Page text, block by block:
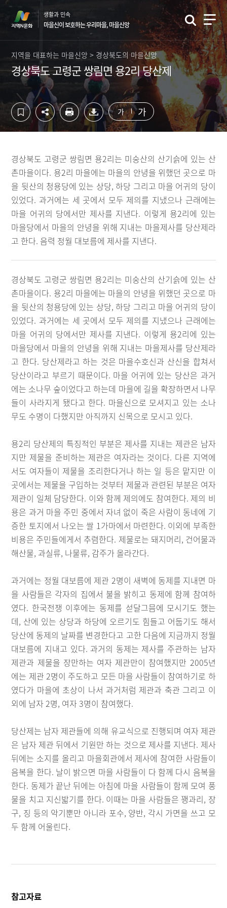
컨
영
바
기
하
역
로
생활과 민속
마을신이 보호하는 우리마을, 마을신앙
지역을 대표하는 마을신앙 > 경상북도의 마을신앙
경상북도 고령군 쌍림면 용2리 당산제
가 가
경상북도 고령군 쌍림면 용2리는 미숭산의 산기슭에 있는 산
촌마을이다. 용2리 마을에는 마을의 안녕을 위했던 곳으로 마
을 뒷산의 청용당에 있는 상당, 하당 그리고 마을 어귀의 당이
있었다. 과거에는 세 곳에서 모두 제의를 지냈으나 근래에는
마을 어귀의 당에서만 제사를 지낸다. 이렇게 용2리에 있는
마을당에서 마을의 안녕을 위해 지내는 마을제사를 당산제라
고 한다. 음력 정월 대보름에 제사를 지낸다.
경상북도 고령군 쌍림면 용2리는 미숭산의 산기슭에 있는 산
촌마을이다. 용2리 마을에는 마을의 안녕을 위했던 곳으로 마
을 뒷산의 청용당에 있는 상당, 하당 그리고 마을 어귀의 당이
있었다. 과거에는 세 곳에서 모두 제의를 지냈으나 근래에는
마을 어귀의 당에서만 제사를 지낸다. 이렇게 용2리에 있는
마을당에서 마을의 안녕을 위해 지내는 마을제사를 당산제라
고 한다. 당산제라고 하는 것은 마을수호신과 산신을 합쳐서
당산이라고 부르기 때문이다. 마을 어귀에 있는 당산은 과거
에는 소나무 숲이었다고 하는데 마을에 길을 확장하면서 나무
들이 사라지게 됐다고 한다. 마을신으로 모셔지고 있는 소나
무도 수명이 다했지만 아직까지 신목으로 모시고 있다.
용2리 당산제의 특징적인 부분은 제사를 지내는 제관은 남자
지만 제물을 준비하는 제관은 여자라는 것이다. 다른 지역에
서도 여자들이 제물을 조리한다거나 하는 일 등은 맡지만 이
곳에서는 제물을 구입하는 것부터 제물과 관련된 부분은 여자
제관이 일체 담당한다. 이와 함께 제의에도 참여한다. 제의 비
용은 과거 마을 주민 중에서 자녀 없이 죽은 사람이 동네에 기
증한 토지에서 나오는 쌀 1가마에서 마련한다. 이외에 부족한
비용은 주민들에게서 추렴한다. 제물로는 돼지머리, 건어물과
해산물, 과실류, 나물류, 감주가 올라간다.
과거에는 정월 대보름에 제관 2명이 새벽에 동제를 지내면 마
을 사람들은 각자의 집에서 불을 밝히고 동제에 함께 참여하
였다. 한국전쟁 이후에는 동제를 섣달그믐에 모시기도 했는
데, 산에 있는 상당과 하당에 오르기도 힘들고 어둡기도 해서
당산에 동제의 날짜를 변경한다고 고한 다음에 지금까지 정월
대보름에 지내고 있다. 과거의 동제는 제사를 주관하는 남자
제관과 제물을 장만하는 여자 제관만이 참여했지만 2005년
에는 제관 2명이 주도하고 모든 마을 사람들이 참여하기로 하
였다가 마을에 초상이 나서 과거처럼 제관과 축관 그리고 이
외에 남자 2명, 여자 3명이 참여했다.
당산제는 남자 제관들에 의해 유교식으로 진행되며 여자 제관
은 남자 제관 뒤에서 기원만 하는 것으로 제사를 지낸다. 제사
뒤에는 소지를 올리고 마을회관에서 제사에 참여한 사람들이
음복을 한다. 날이 밝으면 마을 사람들이 다 함께 다시 음복을
한다. 동제가 끝난 뒤에는 아침에 마을 사람들이 함께 모여 풍
물을 치고 지신밟기를 한다. 이때는 마을 사람들은 꽹과리, 장
구, 징 등의 악기뿐만 아니라 포수, 양반, 각시 가면을 쓰고 모
두 함께 어울린다.
참고자료